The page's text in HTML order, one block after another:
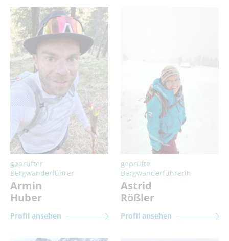
geprüfter
Bergwanderführer
Armin
Huber
Profil ansehen
geprüfte
Bergwanderführerin
Astrid
Rößler
Profil ansehen